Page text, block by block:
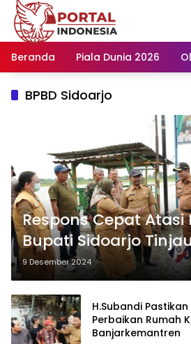
Langsung
konten
Beranda
Piala Dunia 2026
BPBD Sidoarjo
Respons Cepat Atasi
Bupati Sidoarjo
Wilayah Terdampak
9 Desember 2024
H.Subandi
Perbaikan Rumah
Banjarkemantren